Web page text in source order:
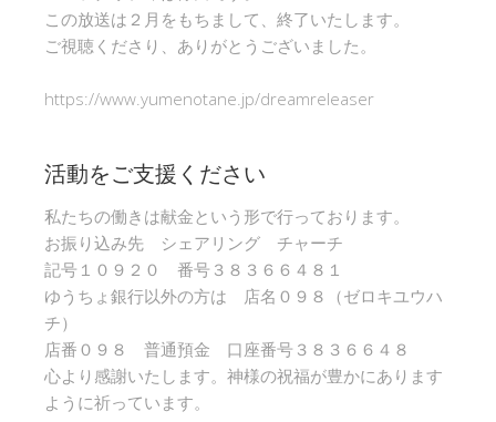
この放送は２月をもちまして、終了いたします。
ご視聴くださり、ありがとうございました。
https://www.yumenotane.jp/dreamreleaser
活動をご支援ください
私たちの働きは献金という形で行っております。
お振り込み先 シェアリング チャーチ
記号１０９２０ 番号３８３６６４８１
ゆうちょ銀行以外の方は 店名０９８（ゼロキユウハ
チ）
店番０９８ 普通預金 口座番号３８３６６４８
心より感謝いたします。神様の祝福が豊かにあります
ように祈っています。